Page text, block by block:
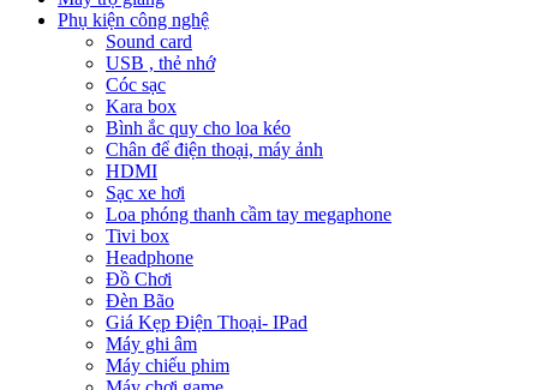
Phụ kiện công nghệ
Sound card
USB , thẻ nhớ
Cóc sạc
Kara box
Bình ắc quy cho loa kéo
Chân để điện thoại, máy ảnh
HDMI
Sạc xe hơi
Loa phóng thanh cầm tay megaphone
Tivi box
Headphone
Đồ Chơi
Đèn Bão
Giá Kẹp Điện Thoại- IPad
Máy ghi âm
Máy chiếu phim